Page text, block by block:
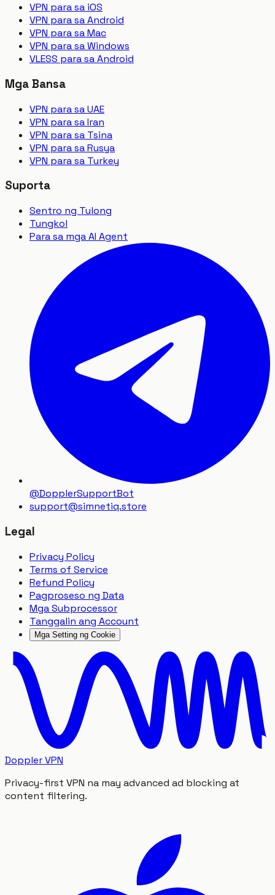
VPN para sa iOS
VPN para sa Android
VPN para sa Mac
VPN para sa Windows
VLESS para sa Android
Mga Bansa
VPN para sa UAE
VPN para sa Iran
VPN para sa Tsina
VPN para sa Rusya
VPN para sa Turkey
Suporta
Sentro ng Tulong
Tungkol
Para sa mga AI Agent
@DopplerSupportBot
support@simnetiq.store
Legal
Privacy Policy
Terms of Service
Refund Policy
Pagproseso ng Data
Mga Subprocessor
Tanggalin ang Account
Mga Setting ng Cookie
Doppler VPN
Privacy-first VPN na may advanced ad blocking at
content filtering.